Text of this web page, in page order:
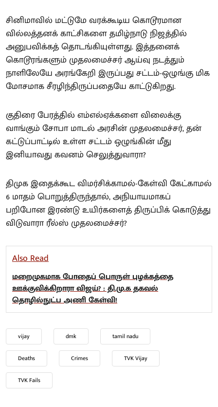
சினிமாவில் மட்டுமே வரக்கூடிய கொடூரமான
வில்லத்தனக் காட்சிகளை தமிழ்நாடு நிஜத்தில்
அனுபவிக்கத் தொடங்கியுள்ளது. இத்தனைக்
கொடூரங்களும் முதலமைச்சர் ஆய்வு நடத்தும்
நாளிலேயே அரங்கேறி இருப்பது சட்டம்-ஒழுங்கு மிக
மோசமாக சீரழிந்திருப்பதையே காட்டுகிறது.
குதிரை பேரத்தில் எம்எல்ஏக்களை விலைக்கு
வாங்கும் சோபா மாடல் அரசின் முதலமைச்சர், தன்
கட்டுப்பாட்டில் உள்ள சட்டம் ஒழுங்கின் மீது
இனியாவது கவனம் செலுத்துவாரா?
திமுக இதைக்கூட விமர்சிக்காமல்-கேள்வி கேட்காமல்
6 மாதம் பொறுத்திருந்தால், அநியாயமாகப்
பறிபோன இரண்டு உயிர்களைத் திருப்பிக் கொடுத்து
விடுவாரா ரீல்ஸ் முதலமைச்சர்?
Also Read
மறைமுகமாக போதைப் பொருள் புழக்கத்தை
ஊக்குவிக்கிறாரா விஜய்? : தி.மு.க தகவல்
தொழில்நுட்ப அணி கேள்வி!
vijay dmk tamil nadu
Deaths Crimes TVK Vijay
TVK Fails